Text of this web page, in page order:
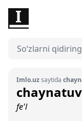
Imlo.uzsaytida
chaynatuv
fe'l